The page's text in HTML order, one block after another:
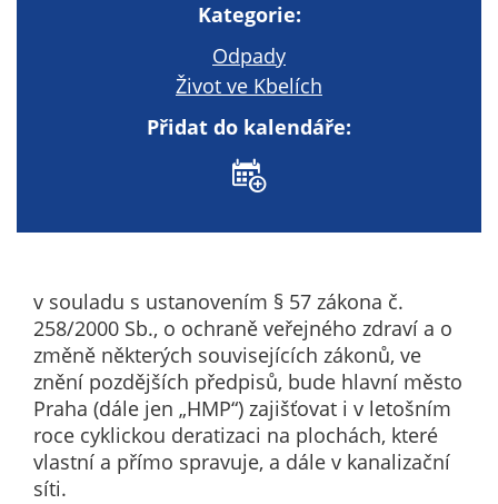
Kategorie:
Odpady
Život ve Kbelích
Přidat do kalendáře:
v souladu s ustanovením § 57 zákona č.
258/2000 Sb., o ochraně veřejného zdraví a o
změně některých souvisejících zákonů, ve
znění pozdějších předpisů, bude hlavní město
Praha (dále jen „HMP“) zajišťovat i v letošním
roce cyklickou deratizaci na plochách, které
vlastní a přímo spravuje, a dále v kanalizační
síti.
fungování
funkcí, které
nabízí.
Nepožadujeme
cookies na
technické
cookies
nemohou být
individuálně
deaktivovány
nebo
aktivovány.